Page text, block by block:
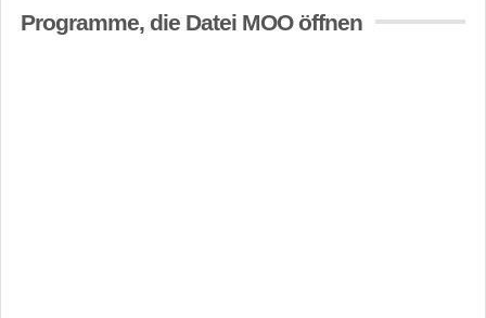
Programme, die Datei MOO öffnen